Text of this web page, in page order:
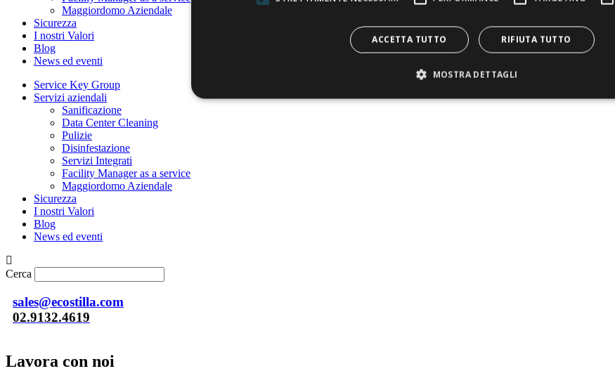
Maggiordomo Aziendale
Sicurezza
I nostri Valori
Blog
News ed eventi
Service Key Group
Servizi aziendali
Sanificazione
Data Center Cleaning
Pulizie
Disinfestazione
Servizi Integrati
Facility Manager as a service
Maggiordomo Aziendale
Sicurezza
I nostri Valori
Blog
News ed eventi
Cerca
sales@ecostilla.com
02.9132.4619
Lavora con noi
ACCETTA TUTTO RIFIUTA TUTTO
MOSTRA DETTAGLI